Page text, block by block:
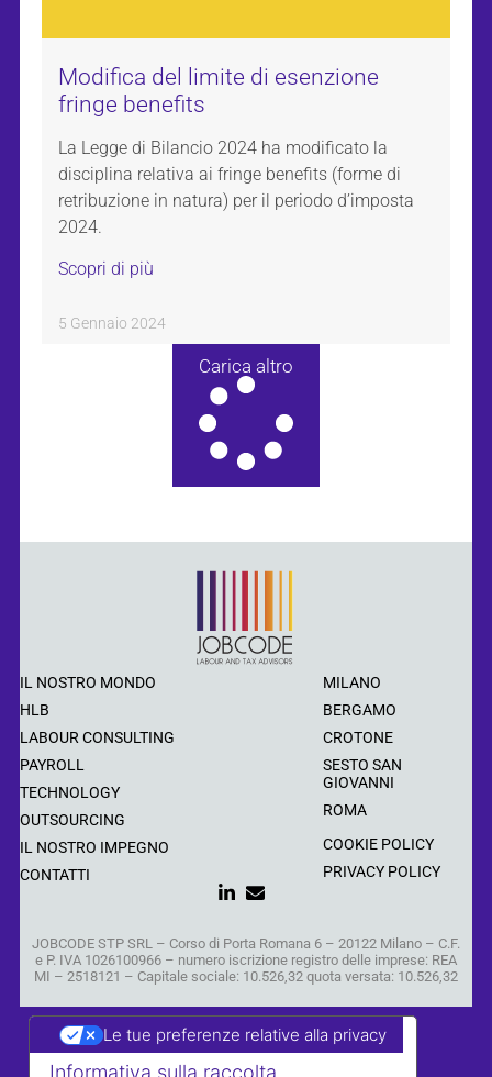
Modifica del limite di esenzione
fringe benefits
La Legge di Bilancio 2024 ha modificato la
disciplina relativa ai fringe benefits (forme di
retribuzione in natura) per il periodo d’imposta
2024.
Scopri di più
5 Gennaio 2024
Carica altro
IL NOSTRO MONDO
HLB
LABOUR CONSULTING
PAYROLL
TECHNOLOGY
OUTSOURCING
IL NOSTRO IMPEGNO
CONTATTI
MILANO
BERGAMO
CROTONE
SESTO SAN
GIOVANNI
ROMA
COOKIE POLICY
PRIVACY POLICY
JOBCODE STP SRL – Corso di Porta Romana 6 – 20122 Milano – C.F.
e P. IVA 1026100966 – numero iscrizione registro delle imprese: REA
MI – 2518121 – Capitale sociale: 10.526,32 quota versata: 10.526,32
Informativa sulla raccolta
Le tue preferenze relative alla privacy